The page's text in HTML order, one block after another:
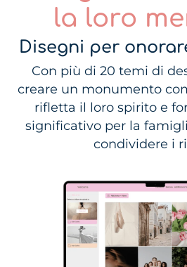
la loro
Disegni per
Con più di 20 temi di
creare un monumento
rifletta il loro spirito e
significativo per la
condividere i